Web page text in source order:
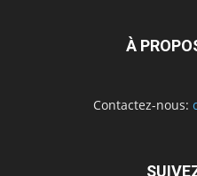
À
Contactez-nous: